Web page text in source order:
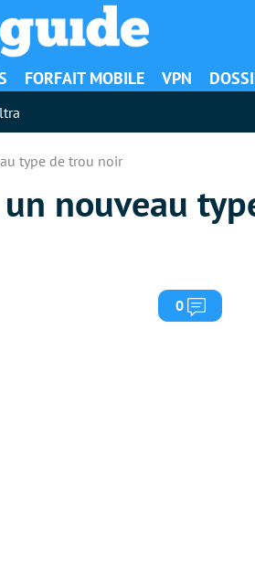
FORFAIT MOBILE VPN
type de trou noir
nouveau
0